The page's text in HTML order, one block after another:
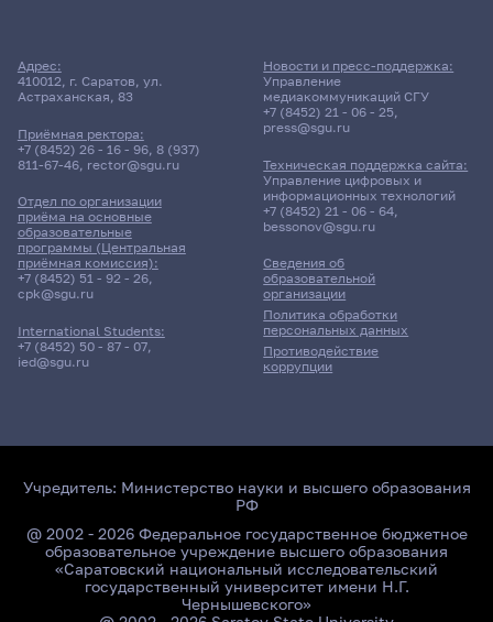
Адрес:
410012, г. Саратов, ул.
Астраханская, 83
Приёмная ректора:
+7 (8452) 26 - 16 - 96, 8 (937)
811-67-46, rector@sgu.ru
Отдел по организации
приёма на основные
образовательные
программы (Центральная
приёмная комиссия):
+7 (8452) 51 - 92 - 26,
cpk@sgu.ru
International Students:
+7 (8452) 50 - 87 - 07,
ied@sgu.ru
Сведения об
образовательной
организации
Политика обработки
персональных данных
Противодействие
коррупции
Новости и пресс-поддержка:
Управление
медиакоммуникаций СГУ
+7 (8452) 21 - 06 - 25,
press@sgu.ru
Техническая поддержка сайта:
Управление цифровых и
информационных технологий
+7 (8452) 21 - 06 - 64,
bessonov@sgu.ru
Учредитель: Министерство науки и высшего образования
РФ
@ 2002 - 2026 Федеральное государственное бюджетное
образовательное учреждение высшего образования
«Саратовский национальный исследовательский
государственный университет имени Н.Г.
Чернышевского»